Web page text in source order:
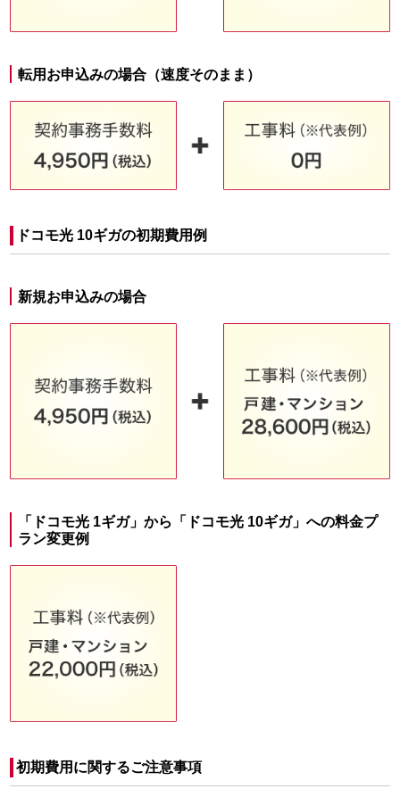
転用お申込みの場合（速度そのまま）
ドコモ光 10ギガの初期費用例
新規お申込みの場合
「ドコモ光 1ギガ」から「ドコモ光 10ギガ」への料金プ
ラン変更例
初期費用に関するご注意事項